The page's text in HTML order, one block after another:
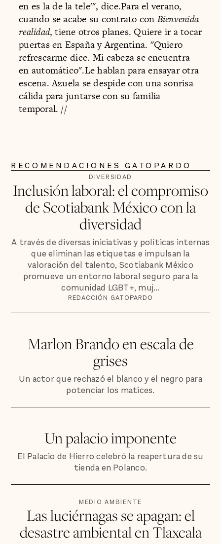
en es la de la tele'", dice.Para el verano,
cuando se acabe su contrato con Bienvenida
realidad, tiene otros planes. Quiere ir a tocar
puertas en España y Argentina. "Quiero
refrescarme dice. Mi cabeza se encuentra
en automático".Le hablan para ensayar otra
escena. Azuela se despide con una sonrisa
cálida para juntarse con su familia
temporal. //
RECOMENDACIONES GATOPARDO
DIVERSIDAD
Inclusión laboral: el compromiso
de Scotiabank México con la
diversidad
A través de diversas iniciativas y políticas internas
que eliminan las etiquetas e impulsan la
valoración del talento, Scotiabank México
promueve un entorno laboral seguro para la
comunidad LGBT+, muj...
REDACCIÓN GATOPARDO
Marlon Brando en escala de
grises
Un actor que rechazó el blanco y el negro para
potenciar los matices.
Un palacio imponente
El Palacio de Hierro celebró la reapertura de su
tienda en Polanco.
MEDIO AMBIENTE
Las luciérnagas se apagan: el
desastre ambiental en Tlaxcala